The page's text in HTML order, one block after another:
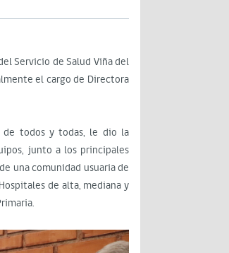
de Salud Viña del
el cargo de Directora
de todos y todas, le dio la
junto a los principales
una comunidad usuaria de
de alta, mediana y